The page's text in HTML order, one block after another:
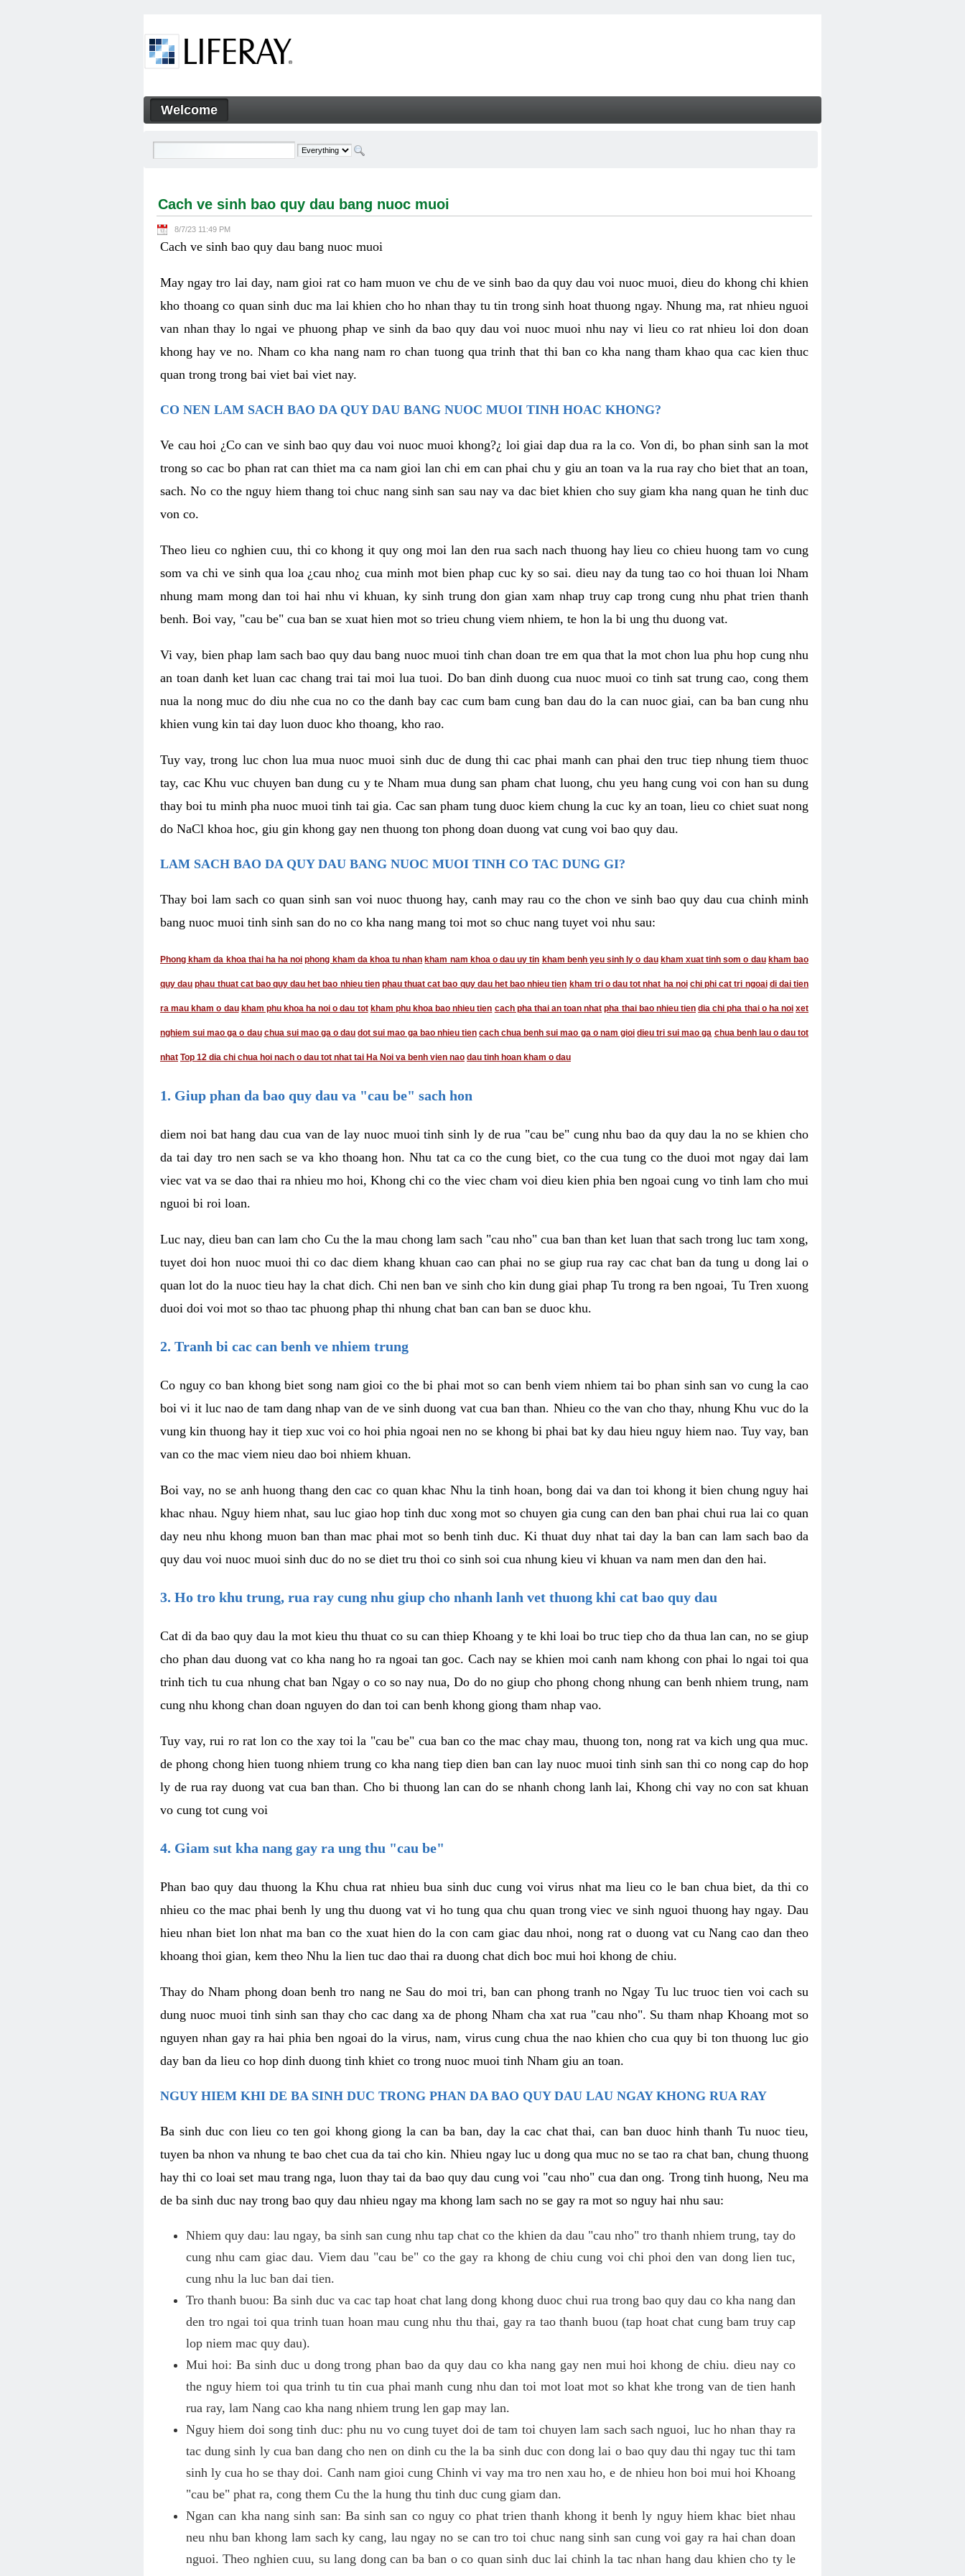
Cach ve sinh bao quy dau bang nuoc muoi - Welcome
Navigation
Welcome
Cach ve sinh bao quy dau bang nuoc muoi
8/7/23 11:49 PM
Cach ve sinh bao quy dau bang nuoc muoi
May ngay tro lai day, nam gioi rat co ham muon ve chu de ve sinh bao da quy dau voi nuoc muoi, dieu do khong chi khien
kho thoang co quan sinh duc ma lai khien cho ho nhan thay tu tin trong sinh hoat thuong ngay. Nhung ma, rat nhieu nguoi
van nhan thay lo ngai ve phuong phap ve sinh da bao quy dau voi nuoc muoi nhu nay vi lieu co rat nhieu loi don doan
khong hay ve no. Nham co kha nang nam ro chan tuong qua trinh that thi ban co kha nang tham khao qua cac kien thuc
quan trong trong bai viet bai viet nay.
CO NEN LAM SACH BAO DA QUY DAU BANG NUOC MUOI TINH HOAC KHONG?
Ve cau hoi ¿Co can ve sinh bao quy dau voi nuoc muoi khong?¿ loi giai dap dua ra la co. Von di, bo phan sinh san la mot
trong so cac bo phan rat can thiet ma ca nam gioi lan chi em can phai chu y giu an toan va la rua ray cho biet that an toan,
sach. No co the nguy hiem thang toi chuc nang sinh san sau nay va dac biet khien cho suy giam kha nang quan he tinh duc
von co.
Theo lieu co nghien cuu, thi co khong it quy ong moi lan den rua sach nach thuong hay lieu co chieu huong tam vo cung
som va chi ve sinh qua loa ¿cau nho¿ cua minh mot bien phap cuc ky so sai. dieu nay da tung tao co hoi thuan loi Nham
nhung mam mong dan toi hai nhu vi khuan, ky sinh trung don gian xam nhap truy cap trong cung nhu phat trien thanh
benh. Boi vay, "cau be" cua ban se xuat hien mot so trieu chung viem nhiem, te hon la bi ung thu duong vat.
Vi vay, bien phap lam sach bao quy dau bang nuoc muoi tinh chan doan tre em qua that la mot chon lua phu hop cung nhu
an toan danh ket luan cac chang trai tai moi lua tuoi. Do ban dinh duong cua nuoc muoi co tinh sat trung cao, cong them
nua la nong muc do diu nhe cua no co the danh bay cac cum bam cung ban dau do la can nuoc giai, can ba ban cung nhu
khien vung kin tai day luon duoc kho thoang, kho rao.
Tuy vay, trong luc chon lua mua nuoc muoi sinh duc de dung thi cac phai manh can phai den truc tiep nhung tiem thuoc
tay, cac Khu vuc chuyen ban dung cu y te Nham mua dung san pham chat luong, chu yeu hang cung voi con han su dung
thay boi tu minh pha nuoc muoi tinh tai gia. Cac san pham tung duoc kiem chung la cuc ky an toan, lieu co chiet suat nong
do NaCl khoa hoc, giu gin khong gay nen thuong ton phong doan duong vat cung voi bao quy dau.
LAM SACH BAO DA QUY DAU BANG NUOC MUOI TINH CO TAC DUNG GI?
Thay boi lam sach co quan sinh san voi nuoc thuong hay, canh may rau co the chon ve sinh bao quy dau cua chinh minh
bang nuoc muoi tinh sinh san do no co kha nang mang toi mot so chuc nang tuyet voi nhu sau:
Phong kham da khoa thai ha ha noi phong kham da khoa tu nhan kham nam khoa o dau uy tin kham benh yeu sinh ly o dau kham xuat tinh som o dau kham bao
quy dau phau thuat cat bao quy dau het bao nhieu tien phau thuat cat bao quy dau het bao nhieu tien kham tri o dau tot nhat ha noi chi phi cat tri ngoai di dai tien
ra mau kham o dau kham phu khoa ha noi o dau tot kham phu khoa bao nhieu tien cach pha thai an toan nhat pha thai bao nhieu tien dia chi pha thai o ha noi xet
nghiem sui mao ga o dau chua sui mao ga o dau dot sui mao ga bao nhieu tien cach chua benh sui mao ga o nam gioi dieu tri sui mao ga chua benh lau o dau tot
nhat Top 12 dia chi chua hoi nach o dau tot nhat tai Ha Noi va benh vien nao dau tinh hoan kham o dau
1. Giup phan da bao quy dau va "cau be" sach hon
diem noi bat hang dau cua van de lay nuoc muoi tinh sinh ly de rua "cau be" cung nhu bao da quy dau la no se khien cho
da tai day tro nen sach se va kho thoang hon. Nhu tat ca co the cung biet, co the cua tung co the duoi mot ngay dai lam
viec vat va se dao thai ra nhieu mo hoi, Khong chi co the viec cham voi dieu kien phia ben ngoai cung vo tinh lam cho mui
nguoi bi roi loan.
Luc nay, dieu ban can lam cho Cu the la mau chong lam sach "cau nho" cua ban than ket luan that sach trong luc tam xong,
tuyet doi hon nuoc muoi thi co dac diem khang khuan cao can phai no se giup rua ray cac chat ban da tung u dong lai o
quan lot do la nuoc tieu hay la chat dich. Chi nen ban ve sinh cho kin dung giai phap Tu trong ra ben ngoai, Tu Tren xuong
duoi doi voi mot so thao tac phuong phap thi nhung chat ban can ban se duoc khu.
2. Tranh bi cac can benh ve nhiem trung
Co nguy co ban khong biet song nam gioi co the bi phai mot so can benh viem nhiem tai bo phan sinh san vo cung la cao
boi vi it luc nao de tam dang nhap van de ve sinh duong vat cua ban than. Nhieu co the van cho thay, nhung Khu vuc do la
vung kin thuong hay it tiep xuc voi co hoi phia ngoai nen no se khong bi phai bat ky dau hieu nguy hiem nao. Tuy vay, ban
van co the mac viem nieu dao boi nhiem khuan.
Boi vay, no se anh huong thang den cac co quan khac Nhu la tinh hoan, bong dai va dan toi khong it bien chung nguy hai
khac nhau. Nguy hiem nhat, sau luc giao hop tinh duc xong mot so chuyen gia cung can den ban phai chui rua lai co quan
day neu nhu khong muon ban than mac phai mot so benh tinh duc. Ki thuat duy nhat tai day la ban can lam sach bao da
quy dau voi nuoc muoi sinh duc do no se diet tru thoi co sinh soi cua nhung kieu vi khuan va nam men dan den hai.
3. Ho tro khu trung, rua ray cung nhu giup cho nhanh lanh vet thuong khi cat bao quy dau
Cat di da bao quy dau la mot kieu thu thuat co su can thiep Khoang y te khi loai bo truc tiep cho da thua lan can, no se giup
cho phan dau duong vat co kha nang ho ra ngoai tan goc. Cach nay se khien moi canh nam khong con phai lo ngai toi qua
trinh tich tu cua nhung chat ban Ngay o co so nay nua, Do do no giup cho phong chong nhung can benh nhiem trung, nam
cung nhu khong chan doan nguyen do dan toi can benh khong giong tham nhap vao.
Tuy vay, rui ro rat lon co the xay toi la "cau be" cua ban co the mac chay mau, thuong ton, nong rat va kich ung qua muc.
de phong chong hien tuong nhiem trung co kha nang tiep dien ban can lay nuoc muoi tinh sinh san thi co nong cap do hop
ly de rua ray duong vat cua ban than. Cho bi thuong lan can do se nhanh chong lanh lai, Khong chi vay no con sat khuan
vo cung tot cung voi
4. Giam sut kha nang gay ra ung thu "cau be"
Phan bao quy dau thuong la Khu chua rat nhieu bua sinh duc cung voi virus nhat ma lieu co le ban chua biet, da thi co
nhieu co the mac phai benh ly ung thu duong vat vi ho tung qua chu quan trong viec ve sinh nguoi thuong hay ngay. Dau
hieu nhan biet lon nhat ma ban co the xuat hien do la con cam giac dau nhoi, nong rat o duong vat cu Nang cao dan theo
khoang thoi gian, kem theo Nhu la lien tuc dao thai ra duong chat dich boc mui hoi khong de chiu.
Thay do Nham phong doan benh tro nang ne Sau do moi tri, ban can phong tranh no Ngay Tu luc truoc tien voi cach su
dung nuoc muoi tinh sinh san thay cho cac dang xa de phong Nham cha xat rua "cau nho". Su tham nhap Khoang mot so
nguyen nhan gay ra hai phia ben ngoai do la virus, nam, virus cung chua the nao khien cho cua quy bi ton thuong luc gio
day ban da lieu co hop dinh duong tinh khiet co trong nuoc muoi tinh Nham giu an toan.
NGUY HIEM KHI DE BA SINH DUC TRONG PHAN DA BAO QUY DAU LAU NGAY KHONG RUA RAY
Ba sinh duc con lieu co ten goi khong giong la can ba ban, day la cac chat thai, can ban duoc hinh thanh Tu nuoc tieu,
tuyen ba nhon va nhung te bao chet cua da tai cho kin. Nhieu ngay luc u dong qua muc no se tao ra chat ban, chung thuong
hay thi co loai set mau trang nga, luon thay tai da bao quy dau cung voi "cau nho" cua dan ong. Trong tinh huong, Neu ma
de ba sinh duc nay trong bao quy dau nhieu ngay ma khong lam sach no se gay ra mot so nguy hai nhu sau:
Nhiem quy dau: lau ngay, ba sinh san cung nhu tap chat co the khien da dau "cau nho" tro thanh nhiem trung, tay do
cung nhu cam giac dau. Viem dau "cau be" co the gay ra khong de chiu cung voi chi phoi den van dong lien tuc,
cung nhu la luc ban dai tien.
Tro thanh buou: Ba sinh duc va cac tap hoat chat lang dong khong duoc chui rua trong bao quy dau co kha nang dan
den tro ngai toi qua trinh tuan hoan mau cung nhu thu thai, gay ra tao thanh buou (tap hoat chat cung bam truy cap
lop niem mac quy dau).
Mui hoi: Ba sinh duc u dong trong phan bao da quy dau co kha nang gay nen mui hoi khong de chiu. dieu nay co
the nguy hiem toi qua trinh tu tin cua phai manh cung nhu dan toi mot loat mot so khat khe trong van de tien hanh
rua ray, lam Nang cao kha nang nhiem trung len gap may lan.
Nguy hiem doi song tinh duc: phu nu vo cung tuyet doi de tam toi chuyen lam sach sach nguoi, luc ho nhan thay ra
tac dung sinh ly cua ban dang cho nen on dinh cu the la ba sinh duc con dong lai o bao quy dau thi ngay tuc thi tam
sinh ly cua ho se thay doi. Canh nam gioi cung Chinh vi vay ma tro nen xau ho, e de nhieu hon boi mui hoi Khoang
"cau be" phat ra, cong them Cu the la hung thu tinh duc cung giam dan.
Ngan can kha nang sinh san: Ba sinh san co nguy co phat trien thanh khong it benh ly nguy hiem khac biet nhau
neu nhu ban khong lam sach ky cang, lau ngay no se can tro toi chuc nang sinh san cung voi gay ra hai chan doan
nguoi. Theo nghien cuu, su lang dong can ba ban o co quan sinh duc lai chinh la tac nhan hang dau khien cho ty le